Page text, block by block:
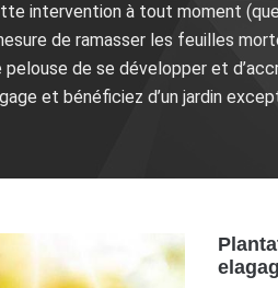
intervention à tout moment
de ramasser les feuilles
pelouse de se développer et
et bénéficiez d’un jardin